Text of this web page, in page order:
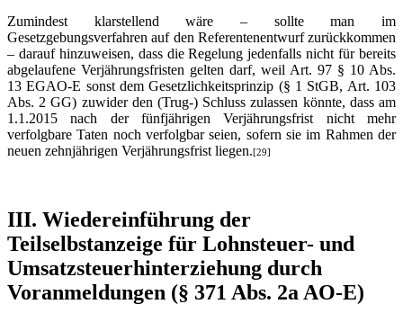
Zumindest klarstellend wäre – sollte man im
Gesetzgebungsverfahren auf den Referentenentwurf zurückkommen
– darauf hinzuweisen, dass die Regelung jedenfalls nicht für bereits
abgelaufene Verjährungsfristen gelten darf, weil Art. 97 § 10 Abs.
13 EGAO-E sonst dem Gesetzlichkeitsprinzip (§ 1 StGB, Art. 103
Abs. 2 GG) zuwider den (Trug-) Schluss zulassen könnte, dass am
1.1.2015 nach der fünfjährigen Verjährungsfrist nicht mehr
verfolgbare Taten noch verfolgbar seien, sofern sie im Rahmen der
neuen zehnjährigen Verjährungsfrist liegen.[29]
III. Wiedereinführung der
Teilselbstanzeige für Lohnsteuer- und
Umsatzsteuerhinterziehung durch
Voranmeldungen (§ 371 Abs. 2a AO-E)